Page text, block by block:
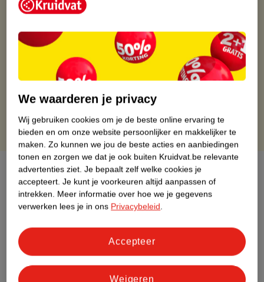
Kruidvat is altijd voordelig
Gratis ophalen in de winkel
Op werkdagen voor 22:00 uur besteld, volgende dag in huis
Gratis thuisbezorgd vanaf 50.00
Gratis retourneren binnen 30 dagen
Gratis punten met je Kruidvat kaart
Over dit product
Productinformatie
Etiketinformatie
Nature Impact Score
We waarderen je privacy
Wij gebruiken cookies om je de beste online ervaring te
bieden en om onze website persoonlijker en makkelijker te
maken. Zo kunnen we jou de beste acties en aanbiedingen
tonen en zorgen we dat je ook buiten Kruidvat.be relevante
advertenties ziet. Je bepaalt zelf welke cookies je
accepteert. Je kunt je voorkeuren altijd aanpassen of
intrekken. Meer informatie over hoe we je gegevens
verwerken lees je in ons Privacybeleid.
Weigeren
Accepteer